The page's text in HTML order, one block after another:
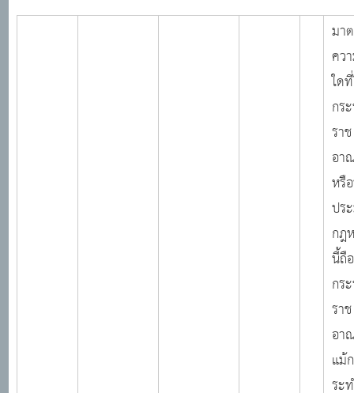
มา
คว
ใด
กร
ราช
อา
หรื
ปร
กฎ
นี้ถื
กร
ราช
อา
แม้
ระ